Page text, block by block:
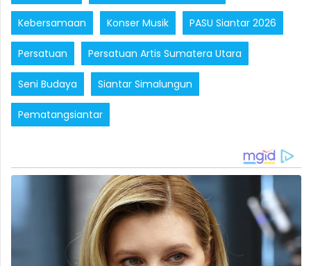
Kebersamaan Konser Musik PASU Siantar 2026
Persatuan Persatuan Artis Sumatera Utara
Seni Budaya Siantar Simalungun
Pematangsiantar